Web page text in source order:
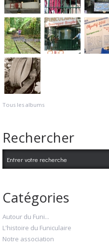
Tous les albums
Rechercher
Catégories
Autour du Funi...
L'histoire du Funiculaire
Notre association